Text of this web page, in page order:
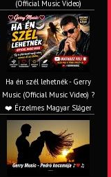
(Official Music Video)
Ha én szél lehetnék - Gerry
Music (Official Music Video) ?️
❤️ Érzelmes Magyar Sláger